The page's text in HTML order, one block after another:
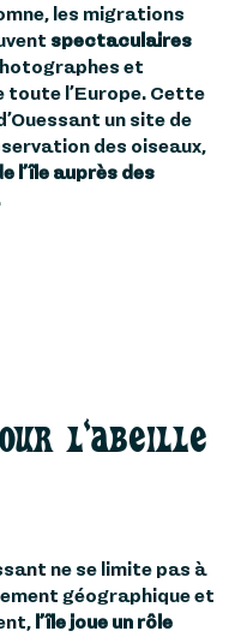
les migrations
spectaculaires
et
toute l’Europe. Cette
un site de
des oiseaux,
l’île auprès des
l'abeille
ne se limite pas à
géographique et
l’île joue un rôle